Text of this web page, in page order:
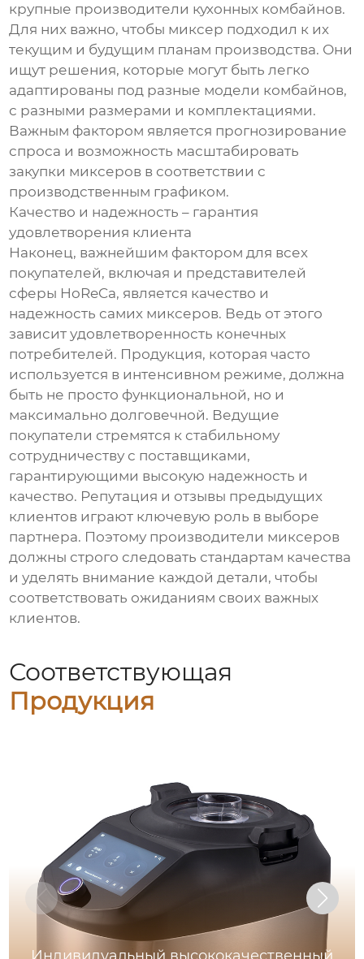
крупные производители кухонных комбайнов.
Для них важно, чтобы миксер подходил к их
текущим и будущим планам производства. Они
ищут решения, которые могут быть легко
адаптированы под разные модели комбайнов,
с разными размерами и комплектациями.
Важным фактором является прогнозирование
спроса и возможность масштабировать
закупки миксеров в соответствии с
производственным графиком.
Качество и надежность – гарантия
удовлетворения клиента
Наконец, важнейшим фактором для всех
покупателей, включая и представителей
сферы HoReCa, является качество и
надежность самих миксеров. Ведь от этого
зависит удовлетворенность конечных
потребителей. Продукция, которая часто
используется в интенсивном режиме, должна
быть не просто функциональной, но и
максимально долговечной. Ведущие
покупатели стремятся к стабильному
сотрудничеству с поставщиками,
гарантирующими высокую надежность и
качество. Репутация и отзывы предыдущих
клиентов играют ключевую роль в выборе
партнера. Поэтому производители миксеров
должны строго следовать стандартам качества
и уделять внимание каждой детали, чтобы
соответствовать ожиданиям своих важных
клиентов.
Соответствующая
Продукция